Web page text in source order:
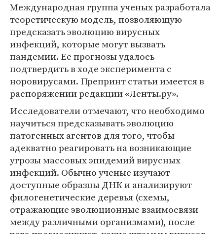
Международная группа ученых разработала
теоретическую модель, позволяющую
предсказать эволюцию вирусных
инфекций, которые могут вызвать
пандемии. Ее прогнозы удалось
подтвердить в ходе эксперимента с
норовирусами. Препринт статьи имеется в
распоряжении редакции «Ленты.ру».
Исследователи отмечают, что необходимо
научиться предсказывать эволюцию
патогенных агентов для того, чтобы
адекватно реагировать на возникающие
угрозы массовых эпидемий вирусных
инфекций. Обычно ученые изучают
доступные образцы ДНК и анализируют
филогенетические деревья (схемы,
отражающие эволюционные взаимосвязи
между различными организмами), после